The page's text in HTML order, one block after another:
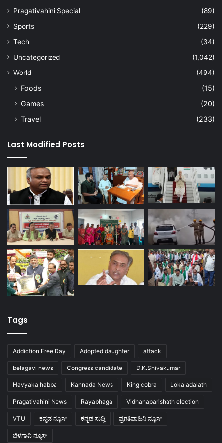
Pragativahini Special
(89)
Sports
(229)
Tech
(34)
Uncategorized
(1,042)
World
(494)
Foods
(15)
Games
(20)
Travel
(233)
Last Modified Posts
Tags
Addiction Free Day Adopted daughter attack
belagavi news Congress candidate D.K.Shivakumar
Havyaka habba Kannada News King cobra Loka adalath
Pragativahini News Rayabhaga Vidhanaparishath election
VTU ಕನ್ನಡ ನ್ಯೂಸ್ ಕನ್ನಡ ಸುದ್ದಿ ಪ್ರಗತಿವಾಹಿನಿ ನ್ಯೂಸ್
ಬೆಳಗಾವಿ ನ್ಯೂಸ್